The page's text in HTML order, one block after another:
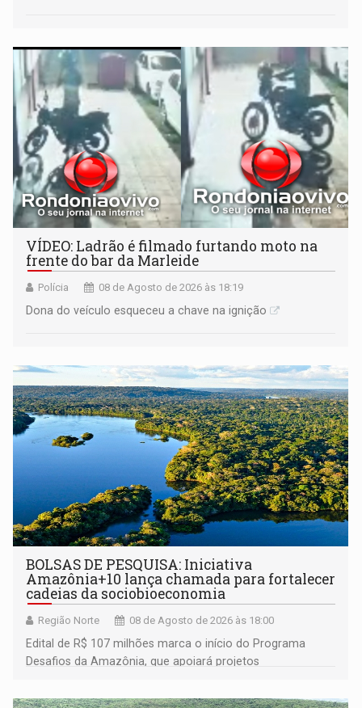
VÍDEO: Ladrão é filmado furtando moto na
frente do bar da Marleide
Polícia 08 de Agosto de 2026 às 18:19
Dona do veículo esqueceu a chave na ignição
BOLSAS DE PESQUISA: Iniciativa
Amazônia+10 lança chamada para fortalecer
cadeias da sociobioeconomia
Região Norte 08 de Agosto de 2026 às 18:00
Edital de R$ 107 milhões marca o início do Programa
Desafios da Amazônia, que apoiará projetos
submissão de pré-propostas poderá ser feita até 1º de